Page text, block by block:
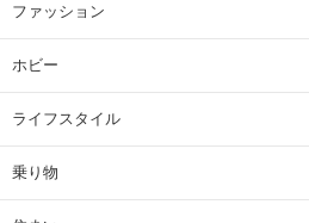
ファッション
ホビー
ライフスタイル
乗り物